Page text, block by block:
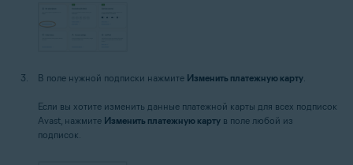
В поле нужной подписки нажмите Изменить платежную карту.
Если вы хотите изменить данные платежной карты для всех подписок
Avast, нажмите Изменить платежную карту в поле любой из
подписок.